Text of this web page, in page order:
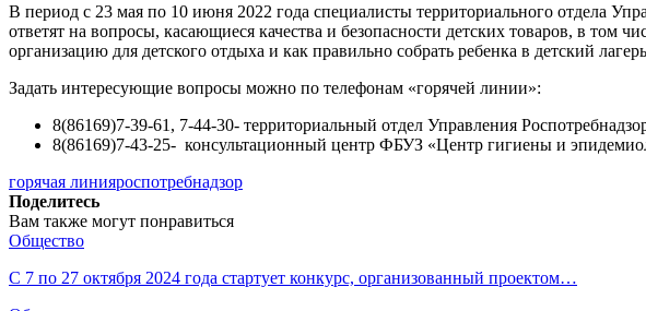
В период с 23 мая по 10 июня 2022 года специалисты территориального отдела
ответят на вопросы, касающиеся качества и безопасности детских товаров, в
организацию для детского отдыха и как правильно собрать ребенка в детский
Задать интересующие вопросы можно по телефонам «горячей линии»:
8(86169)7-39-61, 7-44-30- территориальный отдел Управления
8(86169)7-43-25- консультационный центр ФБУЗ «Центр гигиены и
горячая линияроспотребнадзор
Поделитесь
Вам также могут понравиться
Общество
С 7 по 27 октября 2024 года стартует конкурс, организованный проектом…